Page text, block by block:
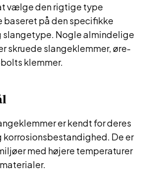
vælge den rigtige type
baseret på den specifikke
slangetype. Nogle almindelige
skruede slangeklemmer, øre-
klemmer.
er kendt for deres
korrosionsbestandighed. De er
med højere temperaturer